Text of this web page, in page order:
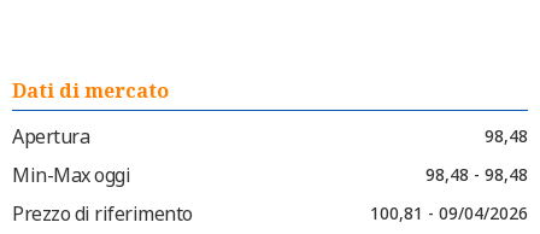
Dati di mercato
Apertura
98,48
Min-Max oggi 98,48 - 98,48
Prezzo di riferimento 100,81 - 09/04/2026